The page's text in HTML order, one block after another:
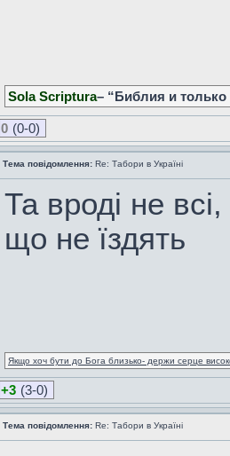
Sola Scriptura– “Библия и
0 (0-0)
Тема повідомлення: Re: Табори в Україні
Та вроді не
що не їздять
Якщо хоч бути до Бога близько- держи серце
+3 (3-0)
Тема повідомлення: Re: Табори в Україні